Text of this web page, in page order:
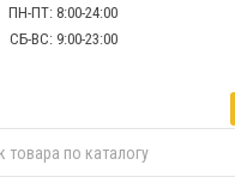
ПН-ПТ: 8:00-24:00
СБ-ВС: 9:00-23:00